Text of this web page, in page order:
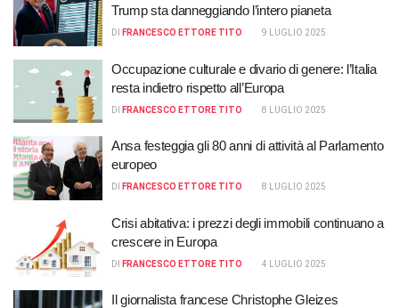
Trump sta danneggiando l’intero pianeta
DI FRANCESCO ETTORE TITO 9 LUGLIO 2025
Occupazione culturale e divario di genere: l’Italia
resta indietro rispetto all’Europa
DI FRANCESCO ETTORE TITO 8 LUGLIO 2025
Ansa festeggia gli 80 anni di attività al Parlamento
europeo
DI FRANCESCO ETTORE TITO 8 LUGLIO 2025
Crisi abitativa: i prezzi degli immobili continuano a
crescere in Europa
DI FRANCESCO ETTORE TITO 4 LUGLIO 2025
Il giornalista francese Christophe Gleizes